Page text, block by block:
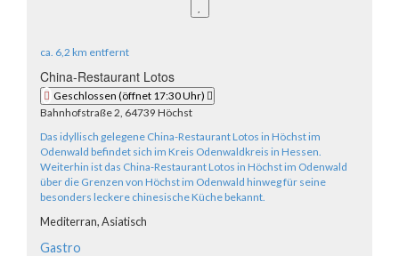
ca. 6,2 km entfernt
China-Restaurant Lotos
Geschlossen (öffnet 17:30 Uhr)
Bahnhofstraße 2, 64739 Höchst
Das idyllisch gelegene China-Restaurant Lotos in Höchst im
Odenwald befindet sich im Kreis Odenwaldkreis in Hessen.
Weiterhin ist das China-Restaurant Lotos in Höchst im Odenwald
über die Grenzen von Höchst im Odenwald hinweg für seine
besonders leckere chinesische Küche bekannt.
Mediterran,Asiatisch
Gastro